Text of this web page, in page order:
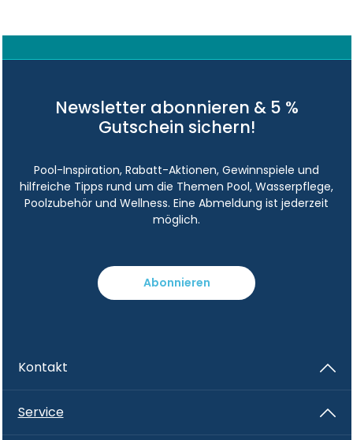
Newsletter abonnieren & 5 %
Gutschein sichern!
Pool-Inspiration, Rabatt-Aktionen, Gewinnspiele und
hilfreiche Tipps rund um die Themen Pool, Wasserpflege,
Poolzubehör und Wellness. Eine Abmeldung ist jederzeit
möglich.
Abonnieren
Kontakt
Service